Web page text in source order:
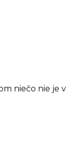
niečo nie je v